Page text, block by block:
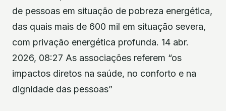
de pessoas em situação de pobreza energética,
das quais mais de 600 mil em situação severa,
com privação energética profunda. 14 abr.
2026, 08:27 As associações referem “os
impactos diretos na saúde, no conforto e na
dignidade das pessoas”